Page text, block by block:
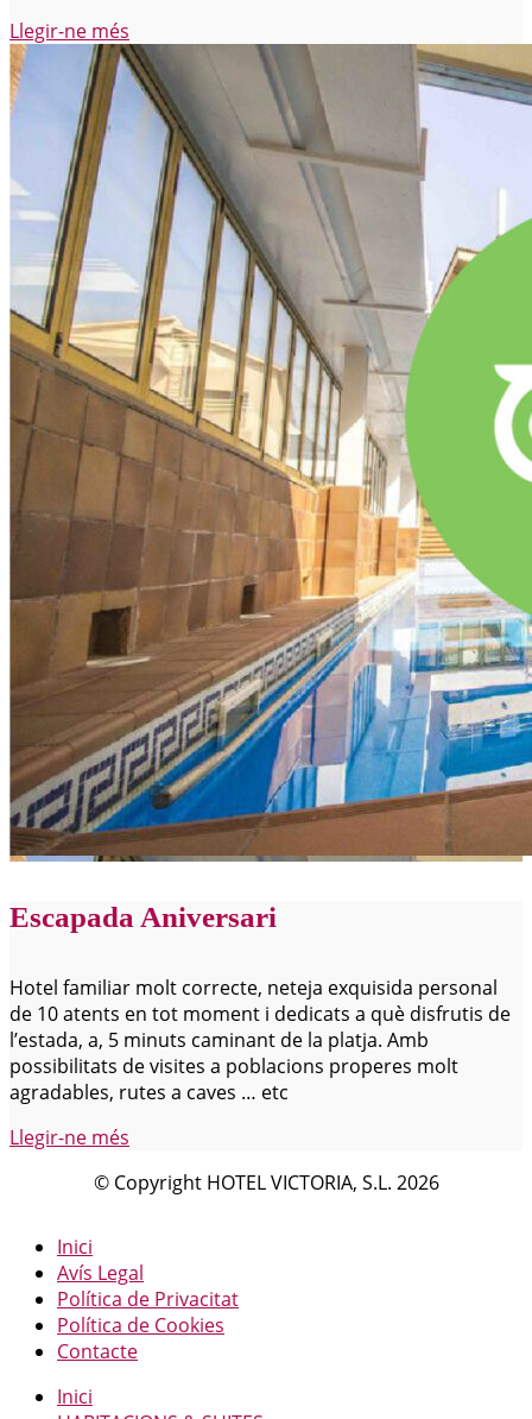
prova
«Excelent»
Llegir-ne més
Escapada Aniversari
Hotel familiar molt correcte, neteja exquisida personal
de 10 atents en tot moment i dedicats a què disfrutis de
l’estada, a, 5 minuts caminant de la platja. Amb
possibilitats de visites a poblacions properes molt
agradables, rutes a caves … etc
Llegir-ne més
© Copyright HOTEL VICTORIA, S.L. 2026
Inici
Avís Legal
Política de Privacitat
Política de Cookies
Contacte
Inici